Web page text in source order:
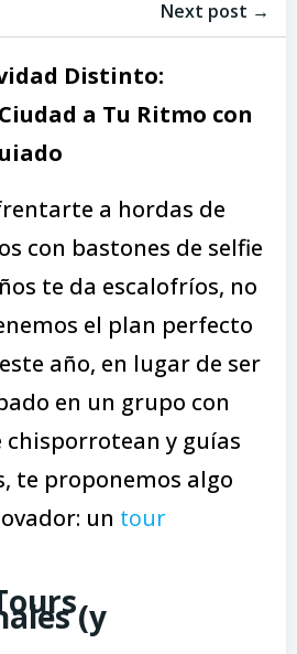
entradas
Next post →
Distinto:
a Tu Ritmo con
a hordas de
con bastones de selfie
te da escalofríos, no
el plan perfecto
año, en lugar de ser
en un grupo con
y guías
te proponemos algo
un tour
(y